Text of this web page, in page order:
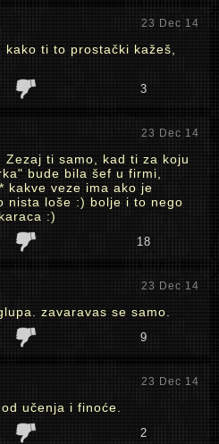
23 Dec 14
ti to prostački kažeš,
3
23 Dec 14
Zezaj ti samo, kad ti za koju
bude bila šef u firmi,
kakve veze ima ako je
nista loše :) bolje i to nego
:)
18
23 Dec 14
zavaravas se samo.
9
23 Dec 14
učenja i finoće.
2